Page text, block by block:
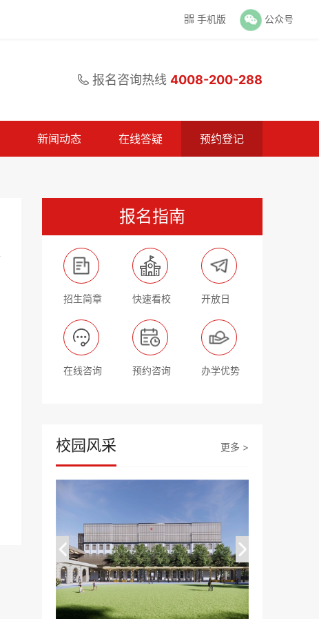
 手机版 公众号
 报名咨询热线 4008-200-288
新闻动态 在线答疑 预约登记
报名指南
招生简章 快速看校 开放日
在线咨询 预约咨询 办学优势
校园风采 更多 >